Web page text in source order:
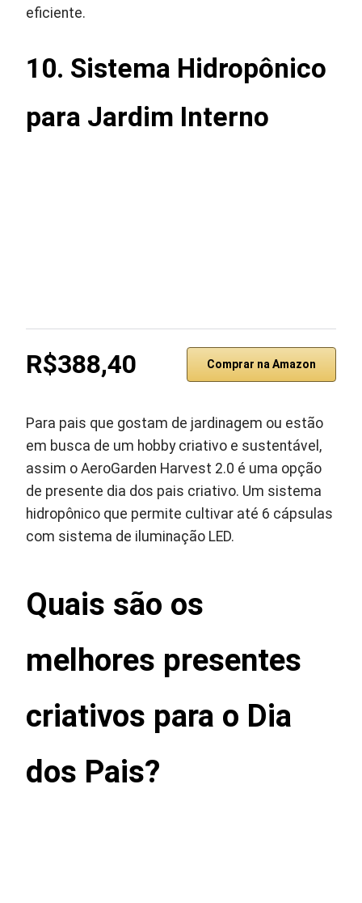
eficiente.
10. Sistema Hidropônico
para Jardim Interno
R$388,40 Comprar na Amazon
Para pais que gostam de jardinagem ou estão
em busca de um hobby criativo e sustentável,
assim o AeroGarden Harvest 2.0 é uma opção
de presente dia dos pais criativo. Um sistema
hidropônico que permite cultivar até 6 cápsulas
com sistema de iluminação LED.
Quais são os
melhores presentes
criativos para o Dia
dos Pais?